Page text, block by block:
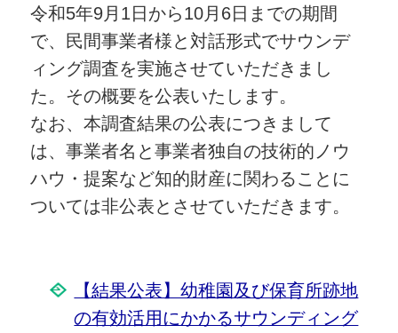
令和5年9月1日から10月6日までの期間
で、民間事業者様と対話形式でサウンデ
ィング調査を実施させていただきまし
た。その概要を公表いたします。
なお、本調査結果の公表につきまして
は、事業者名と事業者独自の技術的ノウ
ハウ・提案など知的財産に関わることに
ついては非公表とさせていただきます。
【結果公表】幼稚園及び保育所跡地
の有効活用にかかるサウンディング